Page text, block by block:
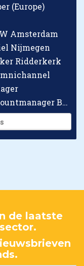
(Europe)
Amsterdam
Nijmegen
Ridderkerk
Checkpoint Systems Key Accountmanager Benelux
de laatste